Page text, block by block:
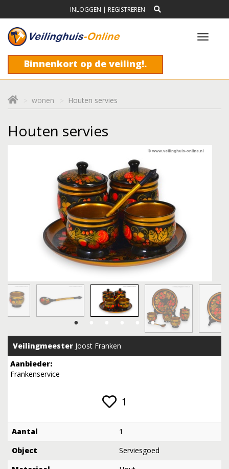
INLOGGEN | REGISTREREN
Binnenkort op de veiling!.
wonen Houten servies
Houten servies
Veilingmeester Joost Franken
Aanbieder:
Frankenservice
1
Aantal
1
Object
Serviesgoed